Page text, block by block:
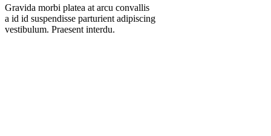
Gravida morbi platea at arcu convallis
a id id suspendisse parturient adipiscing
vestibulum. Praesent interdu.